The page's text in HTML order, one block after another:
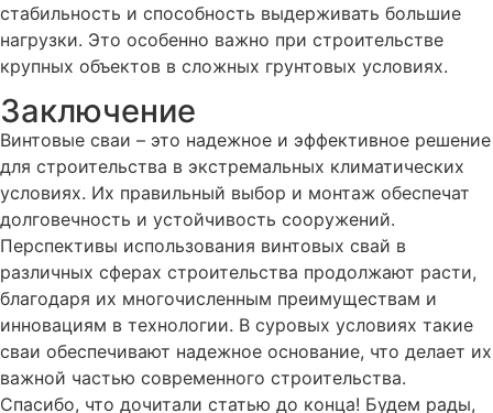
стабильность и способность выдерживать большие
нагрузки. Это особенно важно при строительстве
крупных объектов в сложных грунтовых условиях​.
Заключение
Винтовые сваи – это надежное и эффективное решение
для строительства в экстремальных климатических
условиях. Их правильный выбор и монтаж обеспечат
долговечность и устойчивость сооружений.
Перспективы использования винтовых свай в
различных сферах строительства продолжают расти,
благодаря их многочисленным преимуществам и
инновациям в технологии. В суровых условиях такие
сваи обеспечивают надежное основание, что делает их
важной частью современного строительства.
Спасибо, что дочитали статью до конца! Будем рады,